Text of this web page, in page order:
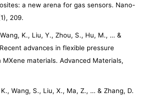
a new arena for gas sensors. Nano-
209.
K., Liu, Y., Zhou, S., Hu, M., … &
advances in flexible pressure
MXene materials. Advanced Materials,
Wang, S., Liu, X., Ma, Z., … & Zhang, D.